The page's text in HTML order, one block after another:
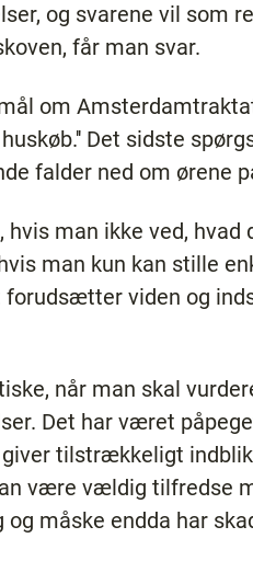
og svarene vil som
får man svar.
om
Det sidste
falder ned om ørene
man ikke ved, hvad
man kun kan stille
viden og
når man skal
Det har været
giver tilstrækkeligt
være vældig tilfredse
måske endda har